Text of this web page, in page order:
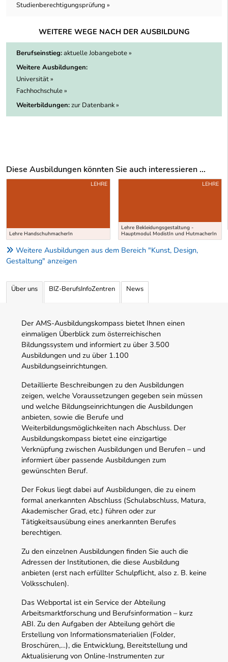
Studienberechtigungsprüfung »
WEITERE WEGE NACH DER AUSBILDUNG
Berufseinstieg:aktuelle Jobangebote »
Weitere Ausbildungen:
Universität »
Fachhochschule »
Weiterbildungen:zur Datenbank »
Diese Ausbildungen könnten Sie auch interessieren ...
Uber weitere Ausbildungsvorschläge
Lehre HandschuhmacherIn
LEHRE
Lehre Bekleidungsgestaltung -
Hauptmodul ModistIn und HutmacherIn
LEHRE
Weitere Ausbildungen aus dem Bereich "Kunst, Design,
Gestaltung" anzeigen
Über uns BIZ-BerufsInfoZentren News
Der AMS-Ausbildungskompass bietet Ihnen einen
einmaligen Überblick zum österreichischen
Bildungssystem und informiert zu über 3.500
Ausbildungen und zu über 1.100
Ausbildungseinrichtungen.
Detaillierte Beschreibungen zu den Ausbildungen
zeigen, welche Voraussetzungen gegeben sein müssen
und welche Bildungseinrichtungen die Ausbildungen
anbieten, sowie die Berufe und
Weiterbildungsmöglichkeiten nach Abschluss. Der
Ausbildungskompass bietet eine einzigartige
Verknüpfung zwischen Ausbildungen und Berufen – und
informiert über passende Ausbildungen zum
gewünschten Beruf.
Der Fokus liegt dabei auf Ausbildungen, die zu einem
formal anerkannten Abschluss (Schulabschluss, Matura,
Akademischer Grad, etc.) führen oder zur
Tätigkeitsausübung eines anerkannten Berufes
berechtigen.
Zu den einzelnen Ausbildungen finden Sie auch die
Adressen der Institutionen, die diese Ausbildung
anbieten (erst nach erfüllter Schulpflicht, also z. B. keine
Volksschulen).
Das Webportal ist ein Service der Abteilung
Arbeitsmarktforschung und Berufsinformation – kurz
ABI. Zu den Aufgaben der Abteilung gehört die
Erstellung von Informationsmaterialien (Folder,
Broschüren,…), die Entwicklung, Bereitstellung und
Aktualisierung von Online-Instrumenten zur